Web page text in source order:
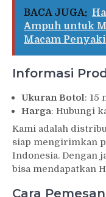
BACA JUGA:
Ampuh untuk
Macam
Informasi
Ukuran Botol: 15
Harga: Hubungi
Kami adalah
siap mengirimkan
Indonesia. Dengan
bisa mendapatkan
Cara